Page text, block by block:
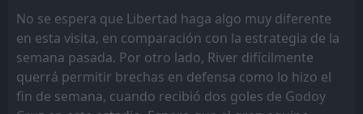
No se espera que Libertad haga algo muy diferente
en esta visita, en comparación con la estrategia de la
semana pasada. Por otro lado, River difícilmente
querrá permitir brechas en defensa como lo hizo el
fin de semana, cuando recibió dos goles de Godoy